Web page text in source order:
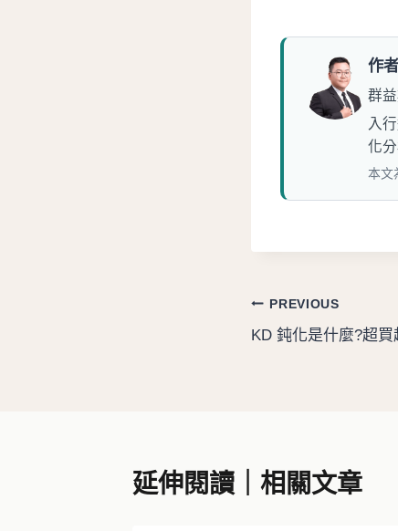
作
群
入
化
本文
文
章
PREVIOUS
KD 鈍化是什麼?超
延伸閱讀｜相關文章